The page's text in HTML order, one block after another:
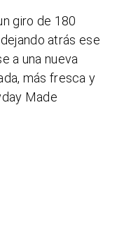
giro de 180
atrás ese
a una nueva
más fresca y
Made